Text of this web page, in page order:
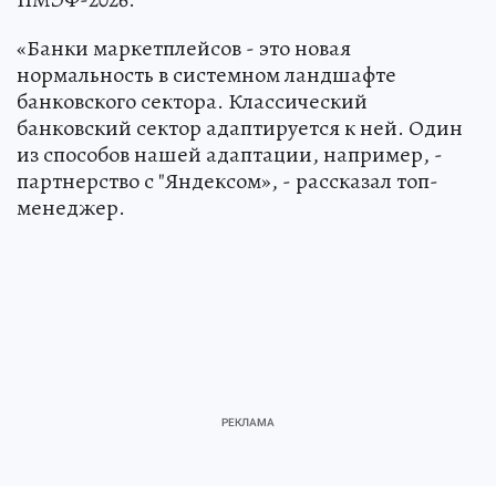
«Банки маркетплейсов - это новая
нормальность в системном ландшафте
банковского сектора. Классический
банковский сектор адаптируется к ней. Один
из способов нашей адаптации, например, -
партнерство с "Яндексом», - рассказал топ-
менеджер.